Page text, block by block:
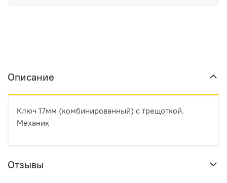
Описание
Ключ 17мм (комбинированный) с трещоткой.
Механик
Отзывы